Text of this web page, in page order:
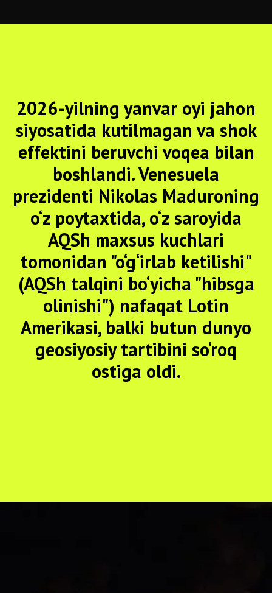
2026-yilning yanvar oyi jahon
siyosatida kutilmagan va shok
effektini beruvchi voqea bilan
boshlandi. Venesuela
prezidenti Nikolas Maduroning
o‘z poytaxtida, o‘z saroyida
AQSh maxsus kuchlari
tomonidan "o‘g‘irlab ketilishi"
(AQSh talqini bo‘yicha "hibsga
olinishi") nafaqat Lotin
Amerikasi, balki butun dunyo
geosiyosiy tartibini so‘roq
ostiga oldi.